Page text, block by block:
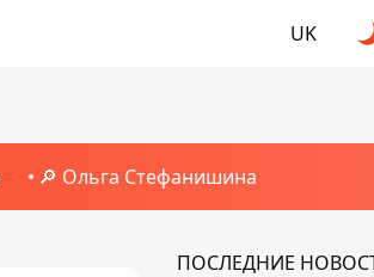
UK
🔎 Ольга Стефанишина
ПОСЛЕДНИЕ